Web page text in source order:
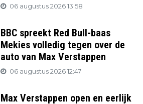
06 augustus 2026 13:58
BBC spreekt Red Bull-baas
Mekies volledig tegen over de
auto van Max Verstappen
06 augustus 2026 12:47
Max Verstappen open en eerlijk